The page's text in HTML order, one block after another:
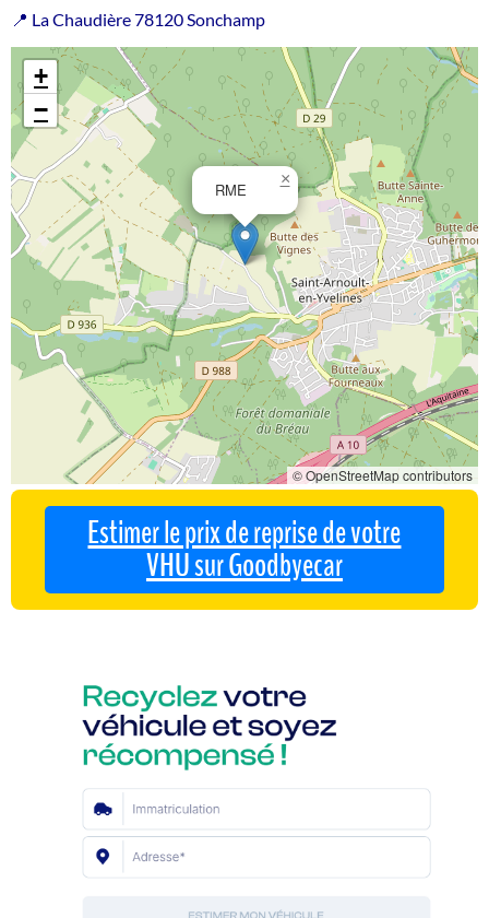
📍 La Chaudière 78120 Sonchamp
RME
×
+
−
© OpenStreetMap contributors
Estimer le prix de reprise de votre
VHU sur Goodbyecar